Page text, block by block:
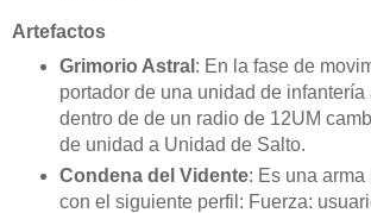
Artefactos
Grimorio Astral : En la fase de
portador de una unidad de infantería
dentro de de un radio de 12UM
de unidad a Unidad de Salto.
Condena del Vidente: Es una arma
con el siguiente perfil: Fuerza: